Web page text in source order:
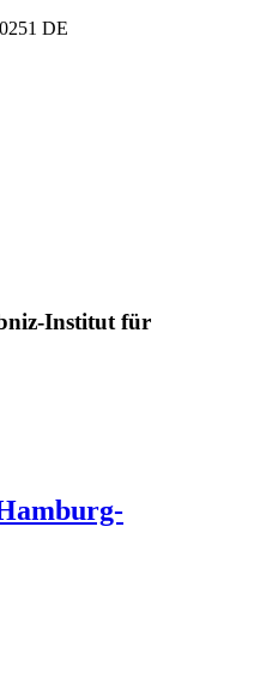
DE
Institut für